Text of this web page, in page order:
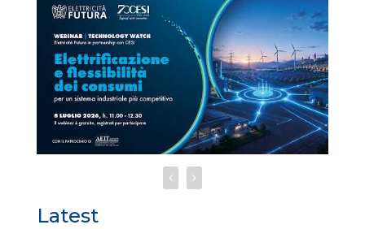
Latest